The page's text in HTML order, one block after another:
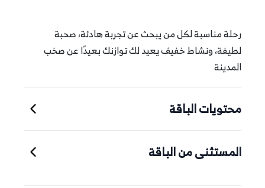
رحلة مناسبة لكل من يبحث عن تجربة هادئة، صحبة
لطيفة، ونشاط خفيف يعيد لك توازنك بعيدًا عن صخب
المدينة
محتويات الباقة
المستثنى من الباقة